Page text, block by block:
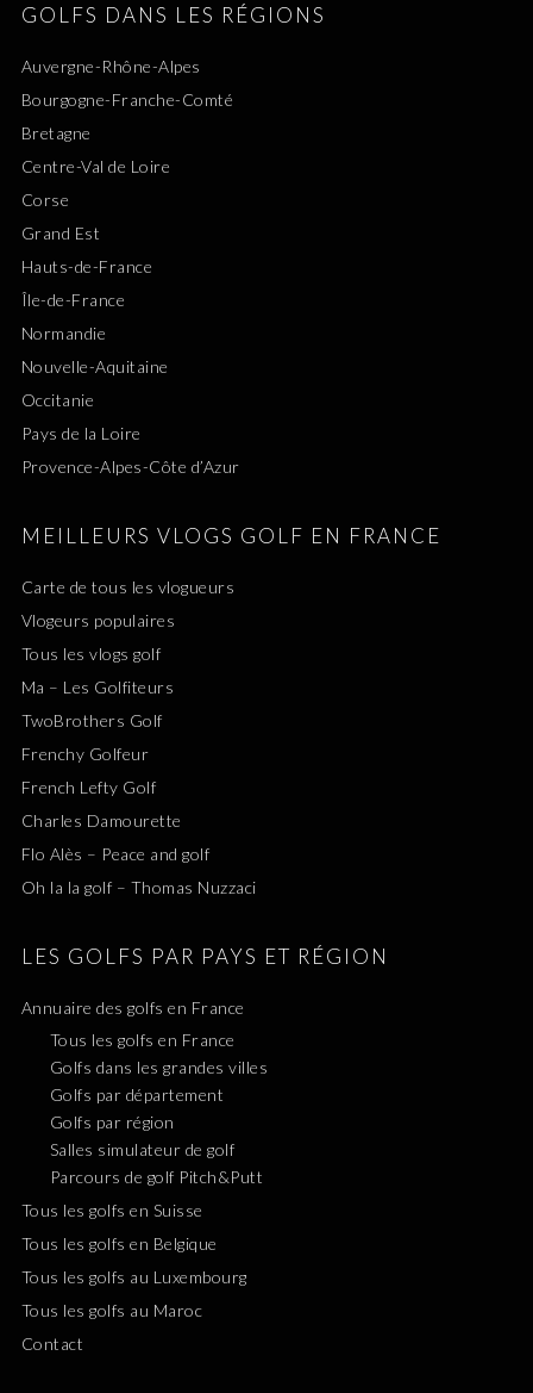
GOLFS DANS LES RÉGIONS
Auvergne-Rhône-Alpes
Bourgogne-Franche-Comté
Bretagne
Centre-Val de Loire
Corse
Grand Est
Hauts-de-France
Île-de-France
Normandie
Nouvelle-Aquitaine
Occitanie
Pays de la Loire
Provence-Alpes-Côte d’Azur
MEILLEURS VLOGS GOLF EN FRANCE
Carte de tous les vlogueurs
Vlogeurs populaires
Tous les vlogs golf
Ma – Les Golfiteurs
TwoBrothers Golf
Frenchy Golfeur
French Lefty Golf
Charles Damourette
Flo Alès – Peace and golf
Oh la la golf – Thomas Nuzzaci
LES GOLFS PAR PAYS ET RÉGION
Annuaire des golfs en France
Tous les golfs en France
Golfs dans les grandes villes
Golfs par département
Golfs par région
Salles simulateur de golf
Parcours de golf Pitch&Putt
Tous les golfs en Suisse
Tous les golfs en Belgique
Tous les golfs au Luxembourg
Tous les golfs au Maroc
Contact